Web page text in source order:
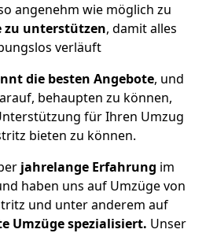
angenehm wie möglich zu
zu unterstützen, damit alles
verläuft
die besten Angebote, und
behaupten zu können,
für Ihren Umzug
bieten zu können.
jahrelange Erfahrung im
haben uns auf Umzüge von
und unter anderem auf
Umzüge spezialisiert. Unser